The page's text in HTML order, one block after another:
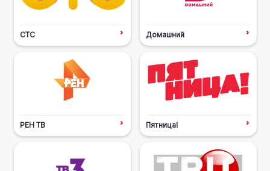
СТС Домашний
РЕН ТВ Пятница!